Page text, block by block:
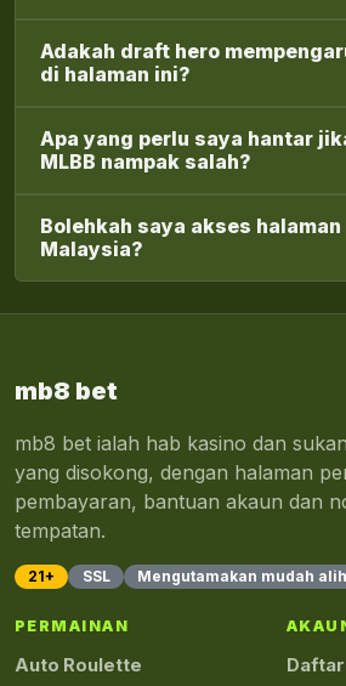
Adakah draft hero
di halaman ini?
Apa yang perlu saya hantar
MLBB nampak salah?
Bolehkah saya akses halaman
Malaysia?
mb8 bet
mb8 bet ialah hab kasino dan
yang disokong, dengan halaman
pembayaran, bantuan akaun dan
tempatan.
21+ SSL Mengutamakan mudah alih
PERMAINAN
Auto Roulette
Daftar